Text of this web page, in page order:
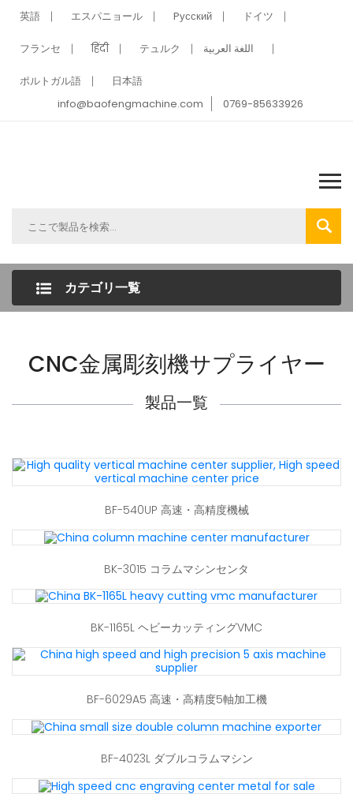
英語 エスパニョール Pусский ドイツ
フランセ हिंदी テュルク اللغة العربية
ポルトガル語
日本語
info@baofengmachine.com
0769-85633926
カテゴリ一覧
CNC金属彫刻機サプライヤー
製品一覧
BF-540UP 高速・高精度機械
BK-3015 コラムマシンセンタ
BK-1165L ヘビーカッティングVMC
BF-6029A5 高速・高精度5軸加工機
BF-4023L ダブルコラムマシン